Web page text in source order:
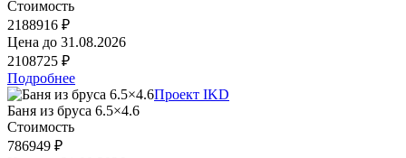
Стоимость
2188916 ₽
Цена до 31.08.2026
2108725 ₽
Подробнее
Проект IKD
Баня из бруса 6.5×4.6
Стоимость
786949 ₽